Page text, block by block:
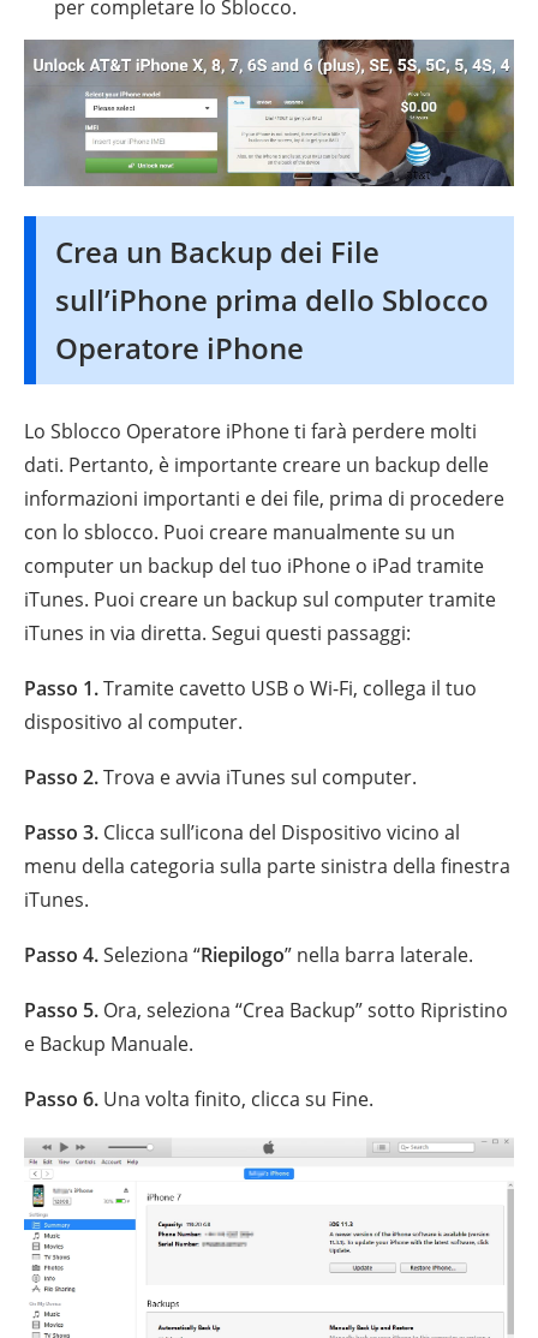
per completare lo Sblocco.
Crea un Backup dei File
sull’iPhone prima dello Sblocco
Operatore iPhone
Lo Sblocco Operatore iPhone ti farà perdere molti
dati. Pertanto, è importante creare un backup delle
informazioni importanti e dei file, prima di procedere
con lo sblocco. Puoi creare manualmente su un
computer un backup del tuo iPhone o iPad tramite
iTunes. Puoi creare un backup sul computer tramite
iTunes in via diretta. Segui questi passaggi:
Passo 1.Tramite cavetto USB o Wi-Fi, collega il tuo
dispositivo al computer.
Passo 2.Trova e avvia iTunes sul computer.
Passo 3. Clicca sull’icona del Dispositivo vicino al
menu della categoria sulla parte sinistra della finestra
iTunes.
Passo 4.Seleziona “Riepilogo” nella barra laterale.
Passo 5. Ora, seleziona “Crea Backup” sotto Ripristino
e Backup Manuale.
Passo 6. Una volta finito, clicca su Fine.